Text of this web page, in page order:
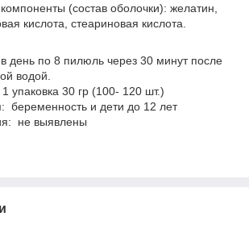
(состав оболочки): желатин,
кислота, стеариновая кислота.
день по 8 пилюль через 30 минут после
водой.
упаковка 30 гр (100- 120 шт.)
беременность и дети до 12 лет
не выявлены